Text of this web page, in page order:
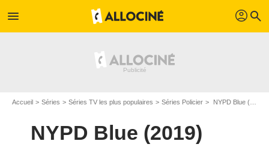
menu profil search
Accueil Séries Séries TV les plus populaires Séries Policier NYPD Blue (2019)
NYPD Blue (2019)